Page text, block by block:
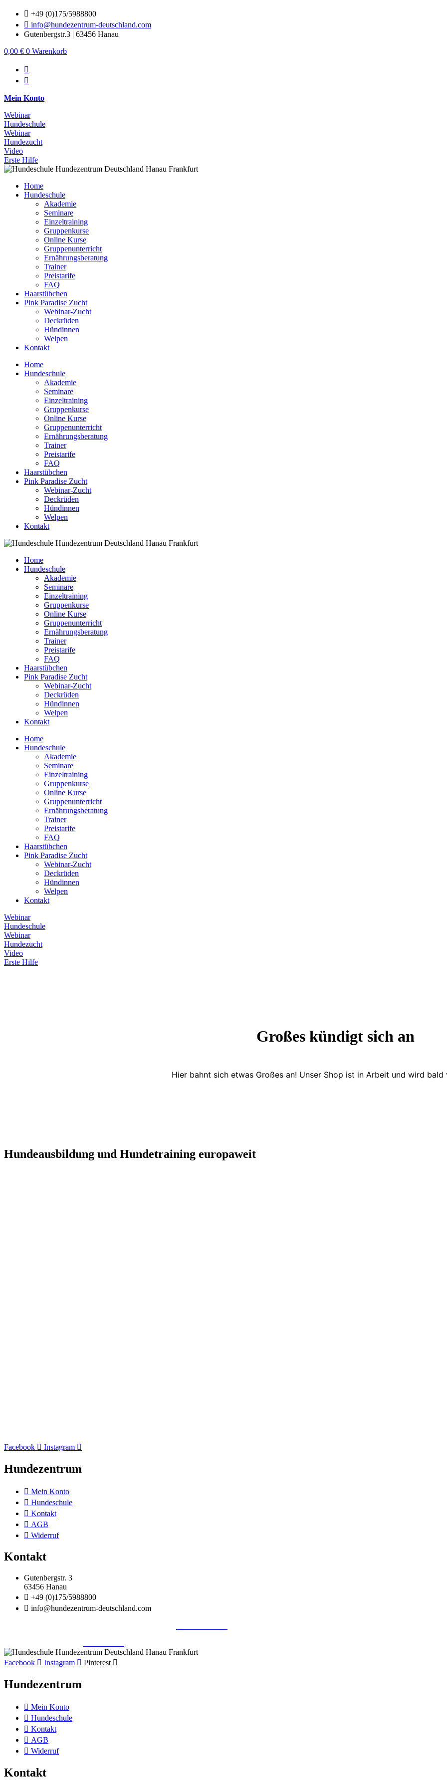
Zum
springen
+49 (0)175/5988800
info@hundezentrum-deutschland.com
Gutenbergstr.3 | 63456 Hanau
0,00 € 0 Warenkorb
Mein Konto
Webinar
Hundeschule
Webinar
Hundezucht
Video
Erste Hilfe
Home
Hundeschule
Akademie
Seminare
Einzeltraining
Gruppenkurse
Online Kurse
Gruppenunterricht
Ernährungsberatung
Trainer
Preistarife
FAQ
Haarstübchen
Pink Paradise Zucht
Webinar-Zucht
Deckrüden
Hündinnen
Welpen
Kontakt
Home
Hundeschule
Akademie
Seminare
Einzeltraining
Gruppenkurse
Online Kurse
Gruppenunterricht
Ernährungsberatung
Trainer
Preistarife
FAQ
Haarstübchen
Pink Paradise Zucht
Webinar-Zucht
Deckrüden
Hündinnen
Welpen
Kontakt
Home
Hundeschule
Akademie
Seminare
Einzeltraining
Gruppenkurse
Online Kurse
Gruppenunterricht
Ernährungsberatung
Trainer
Preistarife
FAQ
Haarstübchen
Pink Paradise Zucht
Webinar-Zucht
Deckrüden
Hündinnen
Welpen
Kontakt
Home
Hundeschule
Akademie
Seminare
Einzeltraining
Gruppenkurse
Online Kurse
Gruppenunterricht
Ernährungsberatung
Trainer
Preistarife
FAQ
Haarstübchen
Pink Paradise Zucht
Webinar-Zucht
Deckrüden
Hündinnen
Welpen
Kontakt
Webinar
Hundeschule
Webinar
Hundezucht
Video
Erste Hilfe
Großes kündigt sich an
Hier bahnt sich etwas Großes an! Unser Shop ist in Arbeit und wird
Hundeausbildung und Hundetraining europaweit
Facebook Instagram
Hundezentrum
Mein Konto
Hundeschule
Kontakt
AGB
Widerruf
Kontakt
Gutenbergstr. 3
63456 Hanau
+49 (0)175/5988800
info@hundezentrum-deutschland.com
Facebook Instagram Pinterest
Hundezentrum
Mein Konto
Hundeschule
Kontakt
AGB
Widerruf
Kontakt